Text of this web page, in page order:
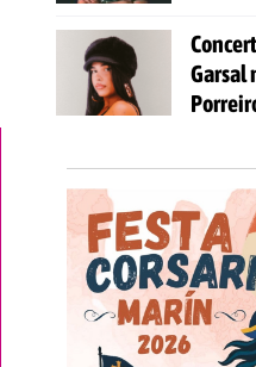
Garsal